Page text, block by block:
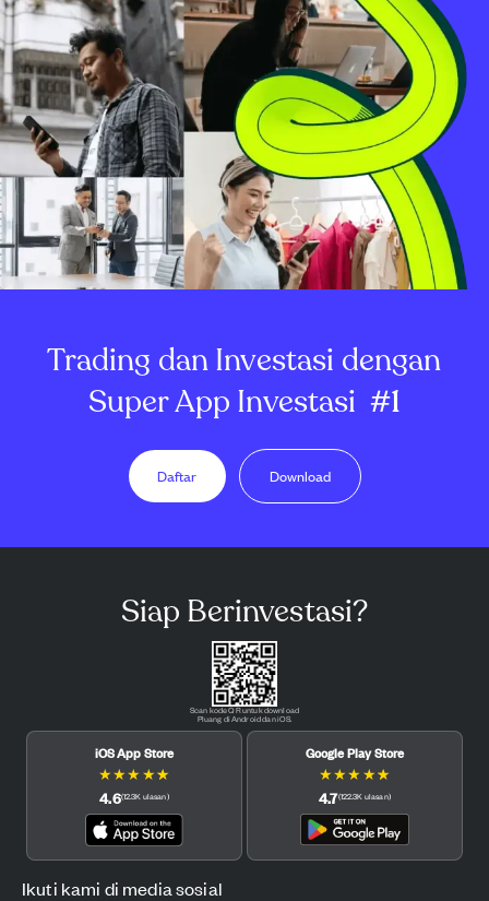
Trading dan Investasi dengan
Super App Investasi #1
Daftar Download
Siap Berinvestasi?
Scan kode QR untuk download
Pluang di Android dan iOS.
iOS App Store
★★★ ★★
4.6(12.3K ulasan)
Google Play Store
★★★ ★★
4.7(122.3K ulasan)
Ikuti kami di media sosial